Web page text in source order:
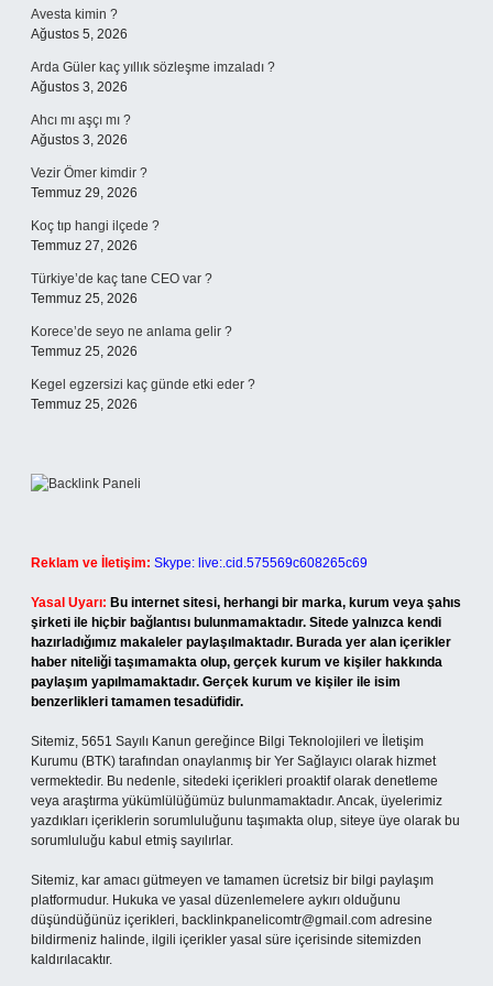
Avesta kimin ?
Ağustos 5, 2026
Arda Güler kaç yıllık sözleşme imzaladı ?
Ağustos 3, 2026
Ahcı mı aşçı mı ?
Ağustos 3, 2026
Vezir Ömer kimdir ?
Temmuz 29, 2026
Koç tıp hangi ilçede ?
Temmuz 27, 2026
Türkiye’de kaç tane CEO var ?
Temmuz 25, 2026
Korece’de seyo ne anlama gelir ?
Temmuz 25, 2026
Kegel egzersizi kaç günde etki eder ?
Temmuz 25, 2026
Reklam ve İletişim: Skype: live:.cid.575569c608265c69
Yasal Uyarı: Bu internet sitesi, herhangi bir marka, kurum veya şahıs
şirketi ile hiçbir bağlantısı bulunmamaktadır. Sitede yalnızca kendi
hazırladığımız makaleler paylaşılmaktadır. Burada yer alan içerikler
haber niteliği taşımamakta olup, gerçek kurum ve kişiler hakkında
paylaşım yapılmamaktadır. Gerçek kurum ve kişiler ile isim
benzerlikleri tamamen tesadüfidir.
Sitemiz, 5651 Sayılı Kanun gereğince Bilgi Teknolojileri ve İletişim
Kurumu (BTK) tarafından onaylanmış bir Yer Sağlayıcı olarak hizmet
vermektedir. Bu nedenle, sitedeki içerikleri proaktif olarak denetleme
veya araştırma yükümlülüğümüz bulunmamaktadır. Ancak, üyelerimiz
yazdıkları içeriklerin sorumluluğunu taşımakta olup, siteye üye olarak bu
sorumluluğu kabul etmiş sayılırlar.
Sitemiz, kar amacı gütmeyen ve tamamen ücretsiz bir bilgi paylaşım
platformudur. Hukuka ve yasal düzenlemelere aykırı olduğunu
düşündüğünüz içerikleri, backlinkpanelicomtr@gmail.com adresine
bildirmeniz halinde, ilgili içerikler yasal süre içerisinde sitemizden
kaldırılacaktır.